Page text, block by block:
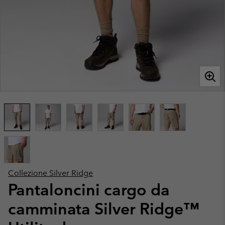
Collezione Silver Ridge
Pantaloncini cargo da
camminata Silver Ridge™